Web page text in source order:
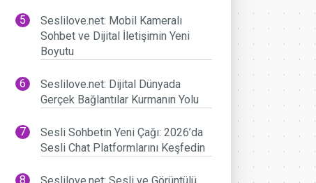
Seslilove.net: Mobil Kameralı
Sohbet ve Dijital İletişimin Yeni
Boyutu
Seslilove.net: Dijital Dünyada
Gerçek Bağlantılar Kurmanın Yolu
Sesli Sohbetin Yeni Çağı: 2026’da
Sesli Chat Platformlarını Keşfedin